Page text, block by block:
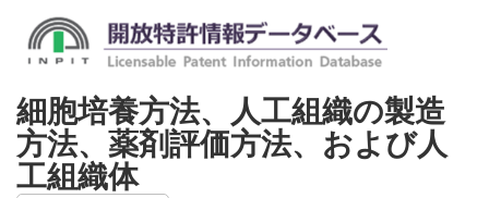
細胞培養方法、人工組織の製造
方法、薬剤評価方法、および人
工組織体